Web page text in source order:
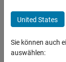
Customer
Education
Inside Sales
Sales
+4
United States
Sie können auch
auswählen: